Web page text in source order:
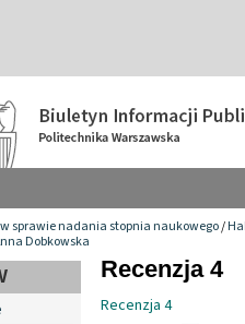
sprawie nadania stopnia naukowego/
Dobkowska
Recenzja 4
Recenzja 4